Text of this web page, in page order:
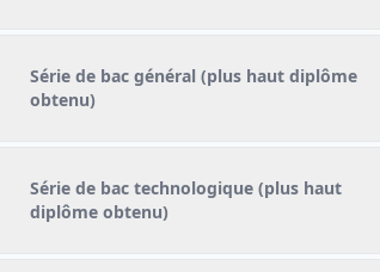
Série de bac général (plus haut diplôme
obtenu)
Série de bac technologique (plus haut
diplôme obtenu)